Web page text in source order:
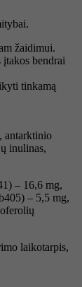
žaidimui.
bendrai
tinkamą
antarktinio
inulinas,
– 16,6 mg,
– 5,5 mg,
laikotarpis,